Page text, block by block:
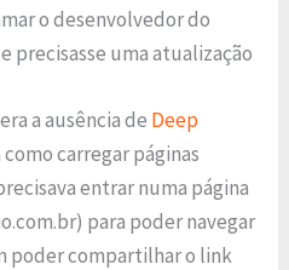
o desenvolvedor do
precisasse uma atualização
a ausência de Deep
como carregar páginas
entrar numa página
para poder navegar
poder compartilhar o link